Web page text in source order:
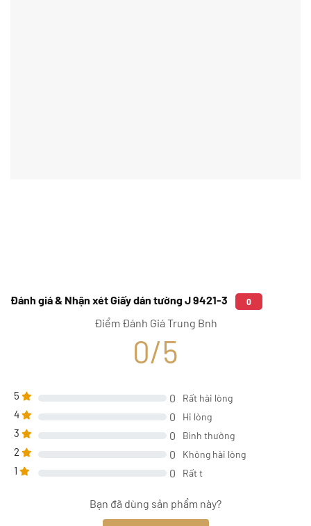
Đánh giá & Nhận xét Giấy dán tường J 9421-3 0
Điểm Đánh Giá Trung Bnh
0/5
5 0 Rất hài lòng
4 0 Hi lòng
3 0 Bình thường
2 0 Không hài lòng
1 0 Rất t
Bạn đã dùng sản phẩm này?